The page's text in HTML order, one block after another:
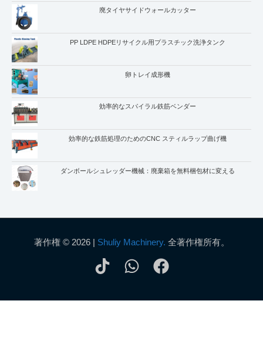
廃タイヤサイドウォールカッター
PP LDPE HDPEリサイクル用プラスチック洗浄タンク
卵トレイ成形機
効率的なスパイラル鉄筋ベンダー
効率的な鉄筋処理のためのCNC スティルラップ曲げ機
ダンボールシュレッダー機械：廃棄箱を無料梱包材に変える
著作権 © 2026 | Shuliy Machinery. 全著作権所有。